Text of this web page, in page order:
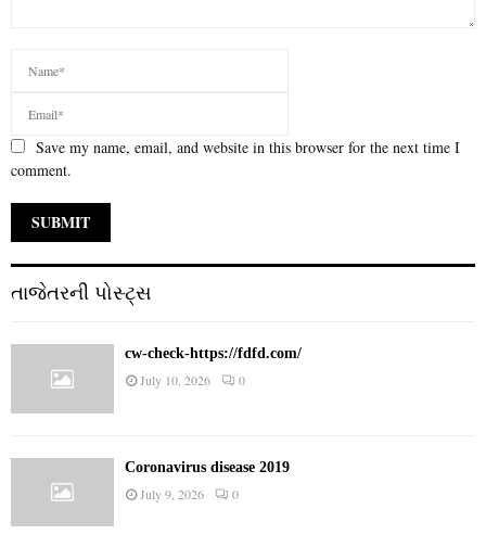
Save my name, email, and website in this browser for the next time I
comment.
તાજેતરની પોસ્ટ્સ
cw-check-https://fdfd.com/
July 10, 2026 0
Coronavirus disease 2019
July 9, 2026 0